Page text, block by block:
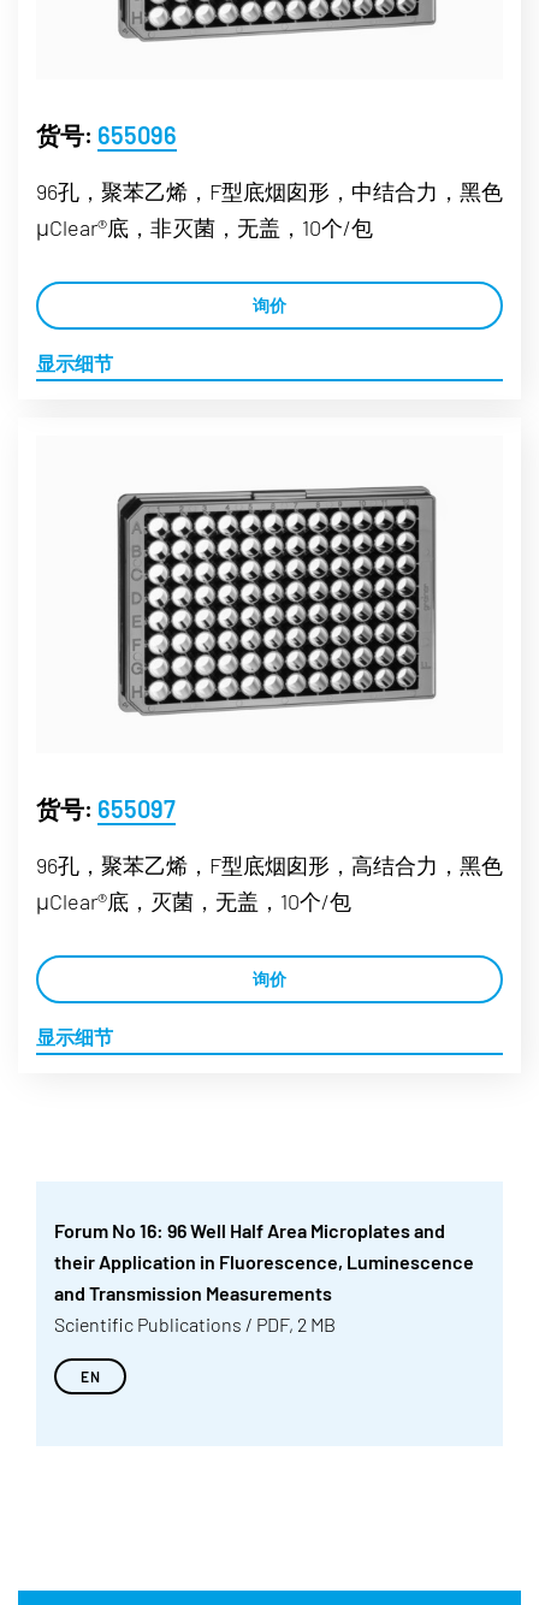
货号: 655096
96孔，聚苯乙烯，F型底烟囱形，中结合力，黑色
μClear®底，非灭菌，无盖，10个/包
询价
显示细节
货号: 655097
96孔，聚苯乙烯，F型底烟囱形，高结合力，黑色
μClear®底，灭菌，无盖，10个/包
询价
显示细节
Forum No 16: 96 Well Half Area Microplates and
their Application in Fluorescence, Luminescence
and Transmission Measurements
Scientific Publications / PDF, 2 MB
EN